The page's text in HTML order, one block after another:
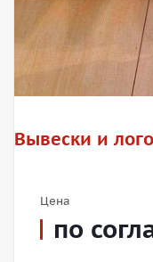
Вывески и
Цена
по